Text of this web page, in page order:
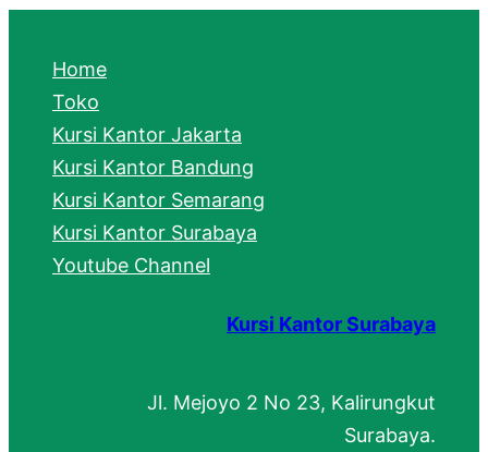
r
h
Home
Toko
Kursi Kantor Jakarta
Kursi Kantor Bandung
Kursi Kantor Semarang
Kursi Kantor Surabaya
Youtube Channel
Kursi Kantor Surabaya
Jl. Mejoyo 2 No 23, Kalirungkut
Surabaya.